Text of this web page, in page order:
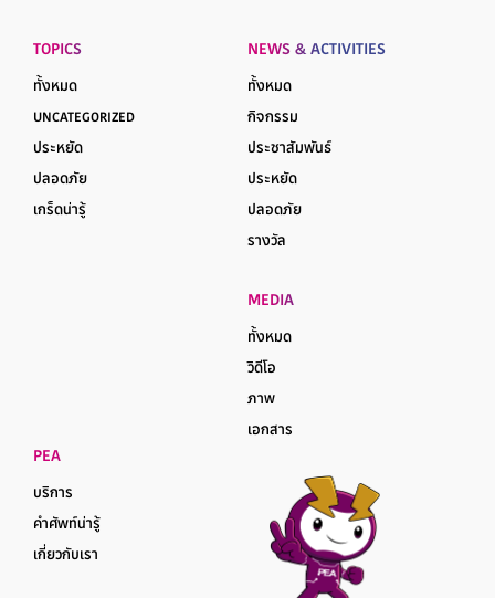
TOPICS
ทั้งหมด
UNCATEGORIZED
ประหยัด
ปลอดภัย
เกร็ดน่ารู้
NEWS & ACTIVITIES
ทั้งหมด
กิจกรรม
ประชาสัมพันธ์
ประหยัด
ปลอดภัย
รางวัล
MEDIA
ทั้งหมด
วิดีโอ
ภาพ
เอกสาร
PEA
บริการ
คำศัพท์น่ารู้
เกี่ยวกับเรา